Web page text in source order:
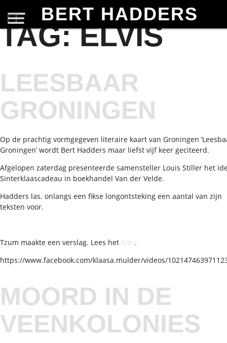
BERT HADDERS
TAG:ELVIS
LEESBAAR
GRONINGEN
Op de prachtig vormgegeven literaire kaart van Groningen
Groningen’ wordt Bert Hadders maar liefst vijf keer geciteerd.
Afgelopen zaterdag presenteerde samensteller Louis Stiller het
Sinterklaascadeau in boekhandel Van der Velde.
Hadders las. onlangs een fikse longontsteking een aantal van zijn
teksten voor.
Tzum maakte een verslag. Lees het hier.
https://www.facebook.com/klaasa.mulder/videos/
MOORD IN DE
VEENKOLONIES